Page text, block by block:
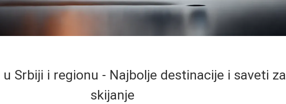
Srbiji i regionu - Najbolje destinacije i saveti za
skijanje